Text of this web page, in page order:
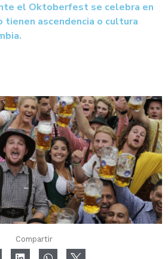
el Oktoberfest se celebra en
tienen ascendencia o cultura
Compartir